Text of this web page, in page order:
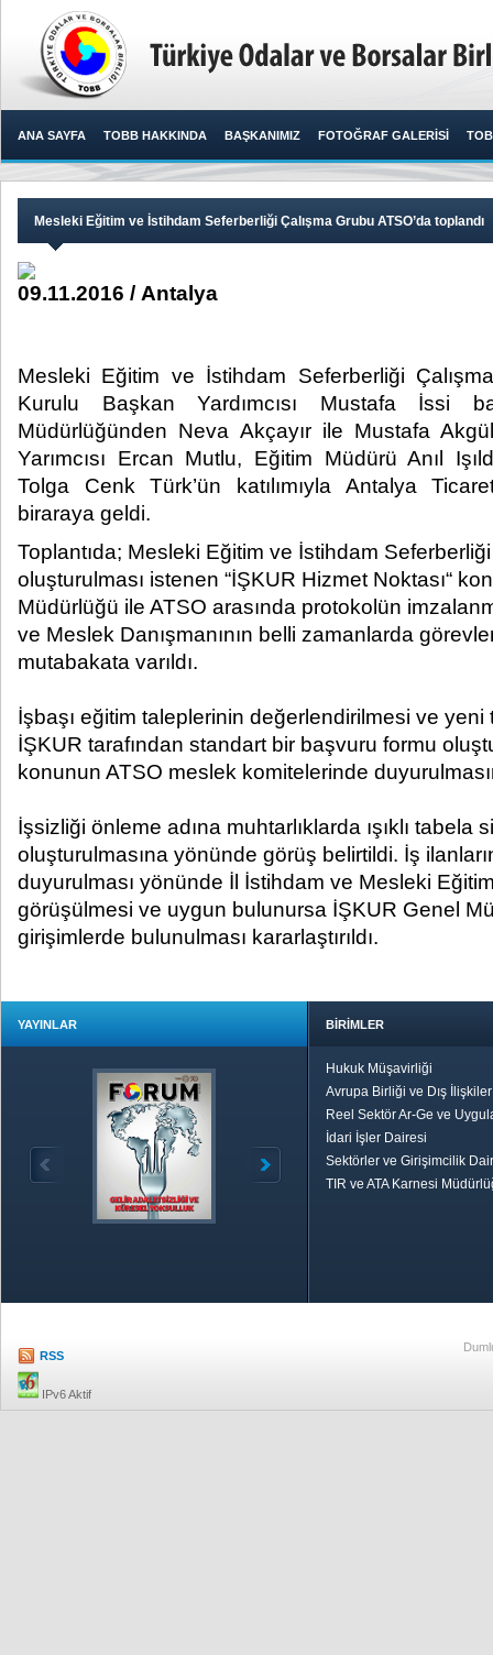
ANA SAYFA TOBB HAKKINDA BAŞKANIMIZ FOTOĞRAF GALERİSİ
Mesleki Eğitim ve İstihdam Seferberliği Çalışma Grubu ATSO’da toplandı
09.11.2016 / Antalya
Mesleki Eğitim ve İstihdam Seferberliği
Kurulu Başkan Yardımcısı Mustafa İssi
Müdürlüğünden Neva Akçayır ile Mustafa
Yarımcısı Ercan Mutlu, Eğitim Müdürü Anıl
Tolga Cenk Türk’ün katılımıyla Antalya
biraraya geldi.​
Toplantıda; Mesleki Eğitim ve İstihdam
oluşturulması istenen “İŞKUR Hizmet Noktası“
Müdürlüğü ile ATSO arasında protokolün
ve Meslek Danışmanının belli zamanlarda
mutabakata varıldı.
İşbaşı eğitim taleplerinin değerlendirilmesi ve yeni
İŞKUR tarafından standart bir başvuru formu
konunun ATSO meslek komitelerinde
İşsizliği önleme adına muhtarlıklarda ışıklı tabela
oluşturulmasına yönünde görüş belirtildi. İş
duyurulması yönünde İl İstihdam ve Mesleki
görüşülmesi ve uygun bulunursa İŞKUR Genel
girişimlerde bulunulması kararlaştırıldı.
YAYINLAR BİRİMLER
Hukuk Müşavirliği
Avrupa Birliği ve Dış
Reel Sektör Ar-Ge ve
İdari İşler Dairesi
Sektörler ve Girişimcilik
TIR ve ATA Karnesi
RSS
IPv6 Aktif